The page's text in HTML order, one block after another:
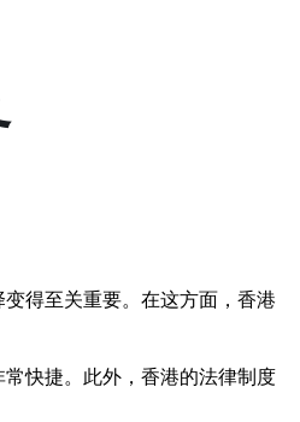
得至关重要。在这方面，香港
快捷。此外，香港的法律制度